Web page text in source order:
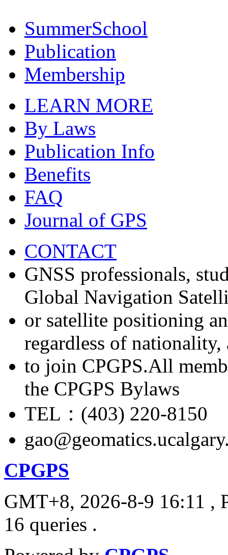
SummerSchool
Publication
Membership
LEARN MORE
By Laws
Publication Info
Benefits
FAQ
Journal of GPS
CONTACT
GNSS professionals,
Global Navigation
or satellite positioning
regardless of nationality,
to join CPGPS.All
the CPGPS Bylaws
TEL：(403) 220-8150
CPGPS
GMT+8, 2026-8-9 16:11 ,
16 queries .